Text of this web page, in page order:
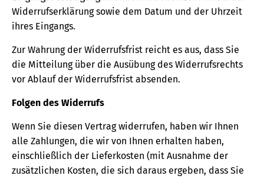
Widerrufserklärung sowie dem Datum und der Uhrzeit
ihres Eingangs.
Zur Wahrung der Widerrufsfrist reicht es aus, dass Sie
die Mitteilung über die Ausübung des Widerrufsrechts
vor Ablauf der Widerrufsfrist absenden.
Folgen des Widerrufs
Wenn Sie diesen Vertrag widerrufen, haben wir Ihnen
alle Zahlungen, die wir von Ihnen erhalten haben,
einschließlich der Lieferkosten (mit Ausnahme der
zusätzlichen Kosten, die sich daraus ergeben, dass Sie